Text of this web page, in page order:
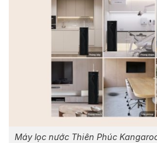
Máy lọc nước Thiên Phúc